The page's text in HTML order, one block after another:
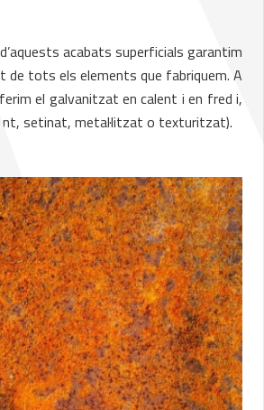
d’aquests acabats superficials garantim
de tots els elements que fabriquem. A
el galvanitzat en calent i en fred i,
setinat, metal·litzat o texturitzat).